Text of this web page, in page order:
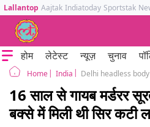
Lallantop Aajtak Indiatoday Sportstak
होम लेटेस्ट न्यूज़ चुनाव
Home India
16 साल से गायब मर्डरर
बक्से में मिली थी सिर कटी